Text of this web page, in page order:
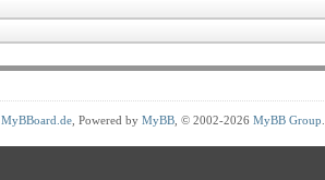
MyBBoard.de , Powered by MyBB , © 2002-2026 MyBB Group